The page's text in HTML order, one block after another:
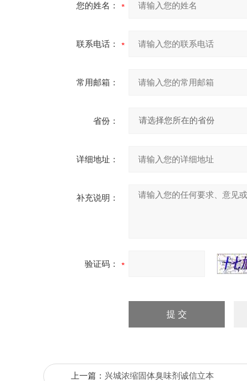
您的姓名：
联系电话：
常用邮箱：
省份：
详细地址：
补充说明：
验证码：
上一篇： 兴城浓缩固体臭味剂诚信立本